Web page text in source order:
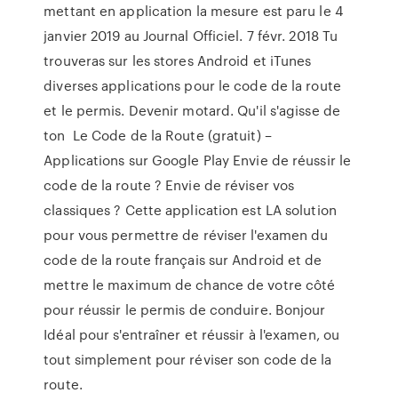
mettant en application la mesure est paru le 4
janvier 2019 au Journal Officiel. 7 févr. 2018 Tu
trouveras sur les stores Android et iTunes
diverses applications pour le code de la route
et le permis. Devenir motard. Qu'il s'agisse de
ton Le Code de la Route (gratuit) –
Applications sur Google Play Envie de réussir le
code de la route ? Envie de réviser vos
classiques ? Cette application est LA solution
pour vous permettre de réviser l'examen du
code de la route français sur Android et de
mettre le maximum de chance de votre côté
pour réussir le permis de conduire. Bonjour
Idéal pour s'entraîner et réussir à l'examen, ou
tout simplement pour réviser son code de la
route.